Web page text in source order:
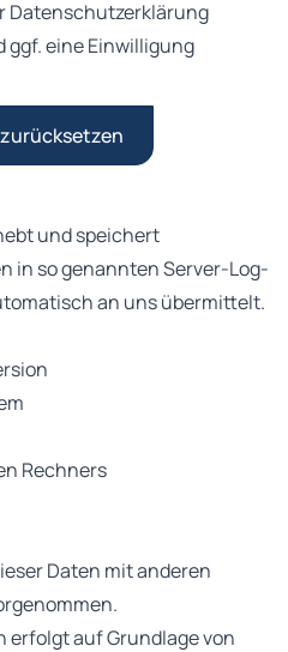
Datenschutzerklärung
eine Einwilligung
und speichert
in so genannten Server-Log-
an uns übermittelt.
Rechners
Daten mit anderen
erfolgt auf Grundlage von